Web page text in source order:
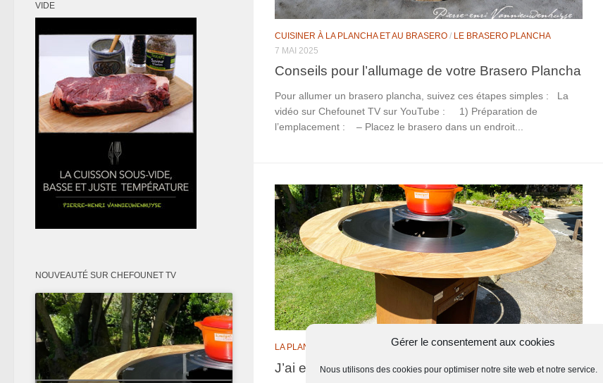
Gérer le consentement aux cookies
Nous utilisons des cookies pour optimiser notre site web et notre service.
CUISINER À LA PLANCHA ET AU BRASERO / LE BRASERO PLANCHA
7 MAI 2025
Conseils pour l’allumage de votre Brasero Plancha
Pour allumer un brasero plancha, suivez ces étapes simples : La
vidéo sur Chefounet TV sur YouTube : 1) Préparation de
l’emplacement : – Placez le brasero dans un endroit...
LA PLANCHA OUTILS POUR CUISINER 14 MAI 2023
J’ai essayé pour vous le brasero plancha Saturn
VIDE
NOUVEAUTÉ SUR CHEFOUNET TV